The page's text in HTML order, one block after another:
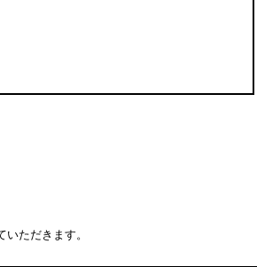
ただきます。